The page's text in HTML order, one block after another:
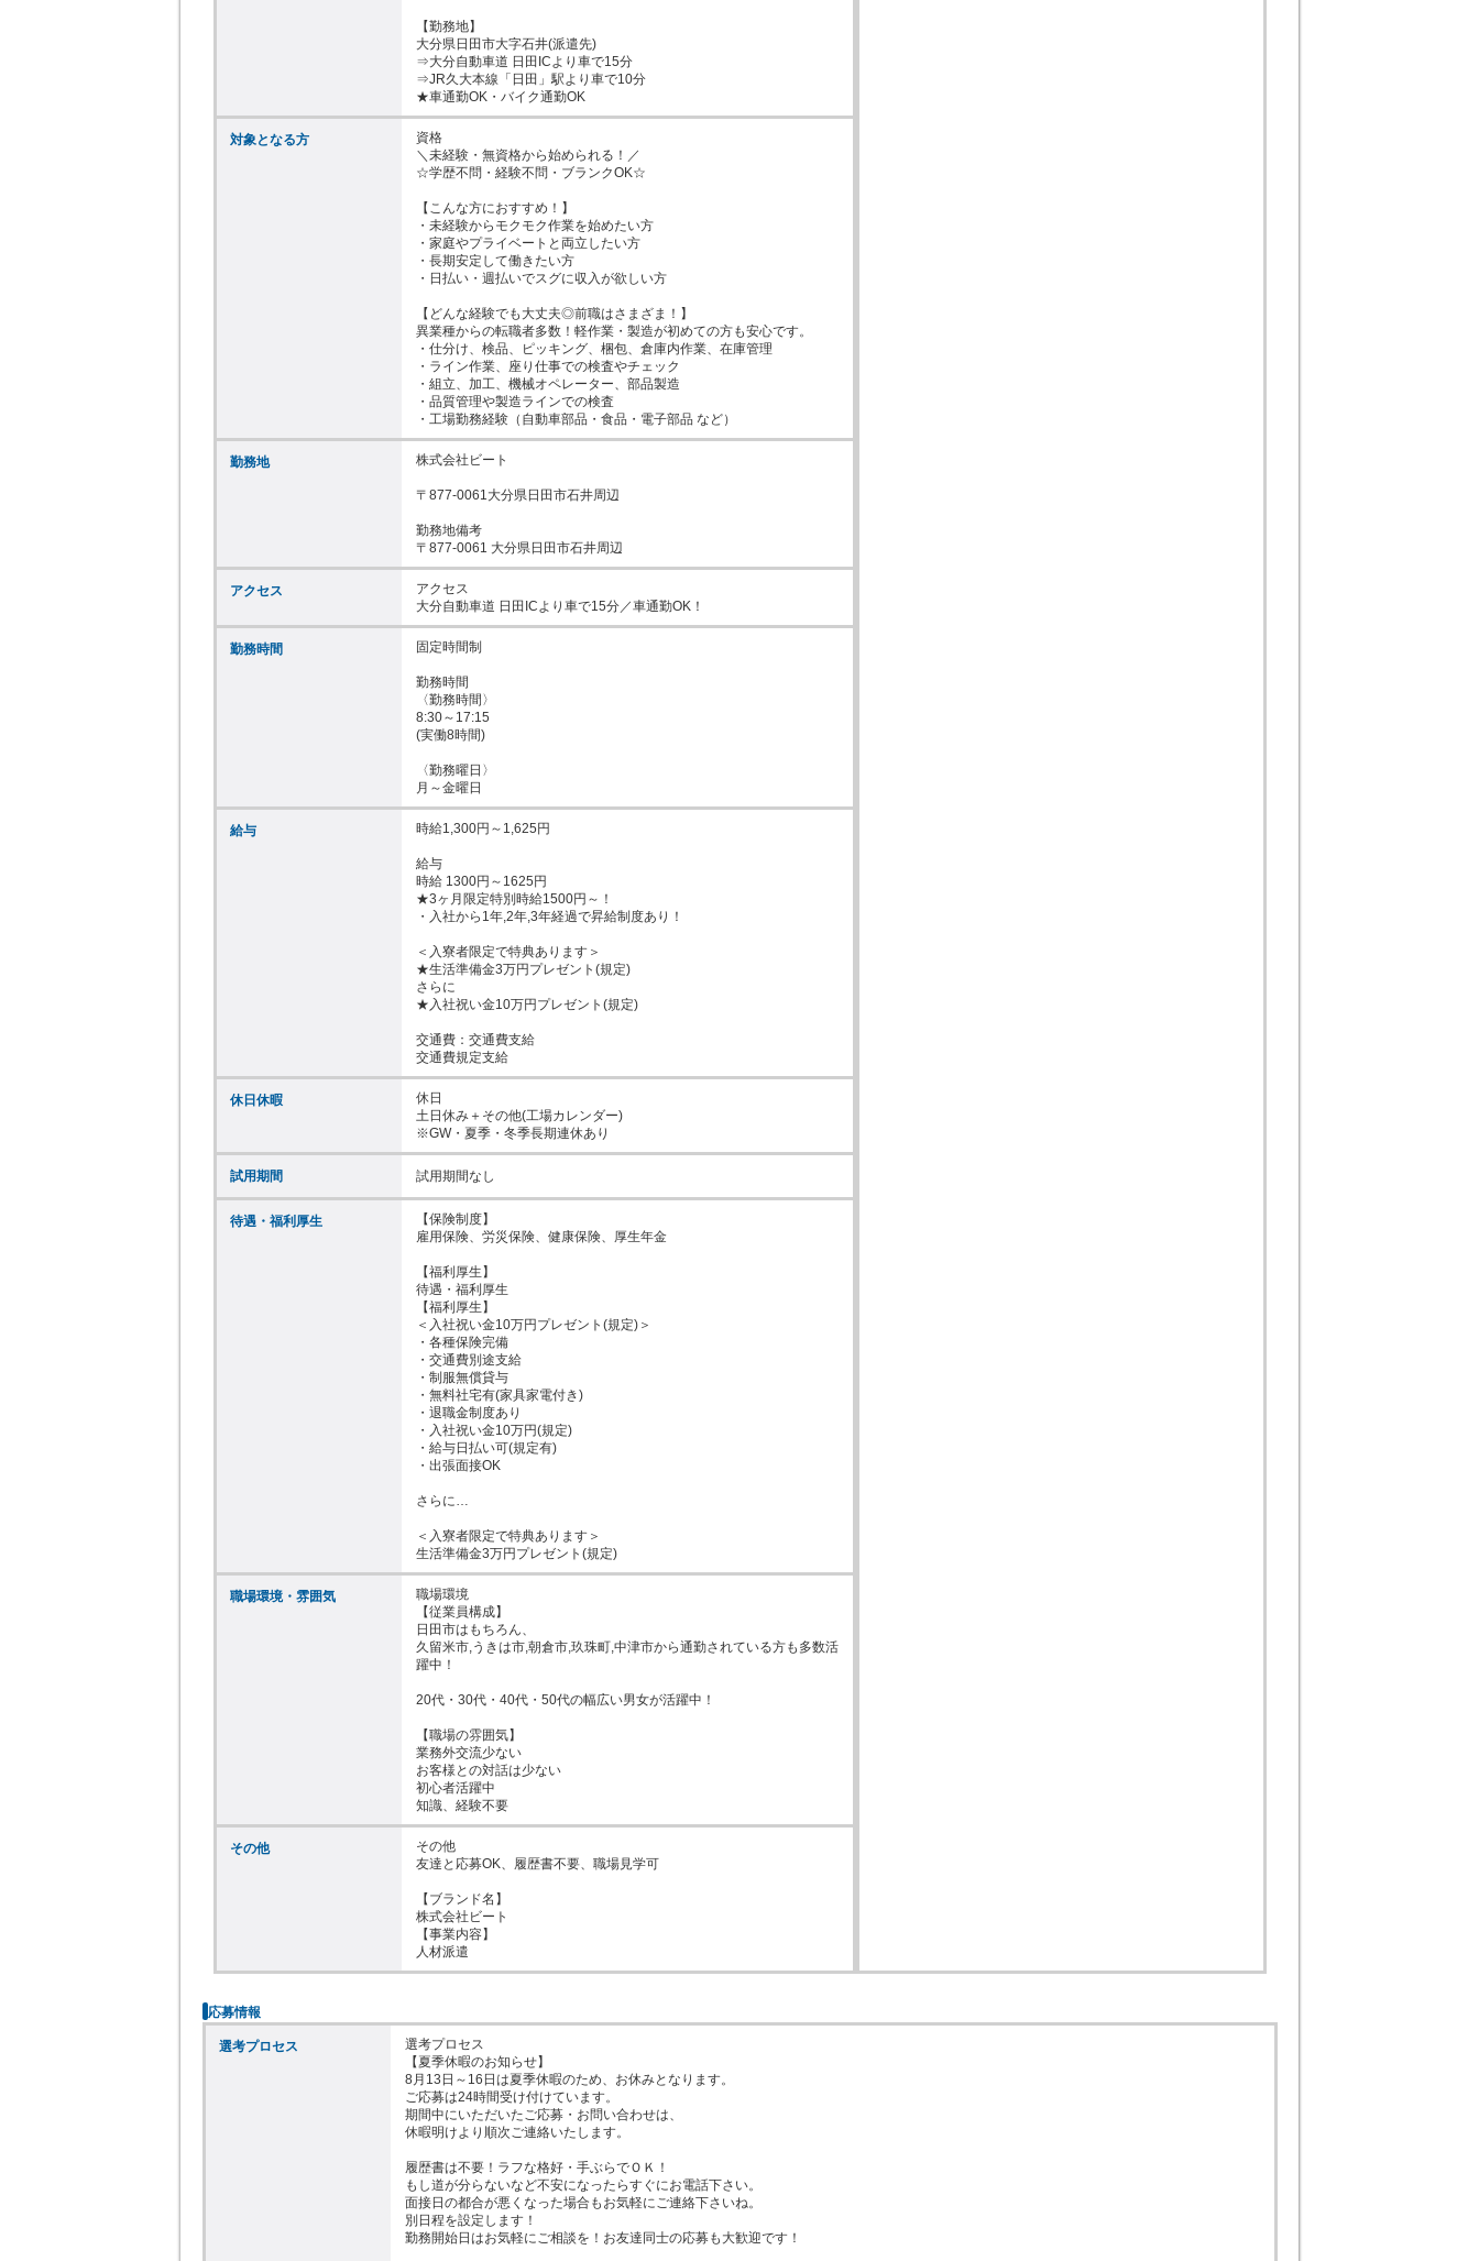
【勤務地】
大分県日田市大字石井(派遣先)
⇒大分自動車道 日田ICより車で15分
⇒JR久大本線「日田」駅より車で10分
★車通勤OK・バイク通勤OK
対象となる方
資格
＼未経験・無資格から始められる！／
☆学歴不問・経験不問・ブランクOK☆
【こんな方におすすめ！】
・未経験からモクモク作業を始めたい方
・家庭やプライベートと両立したい方
・長期安定して働きたい方
・日払い・週払いでスグに収入が欲しい方
【どんな経験でも大丈夫◎前職はさまざま！】
異業種からの転職者多数！軽作業・製造が初めての方も安心です。
・仕分け、検品、ピッキング、梱包、倉庫内作業、在庫管理
・ライン作業、座り仕事での検査やチェック
・組立、加工、機械オペレーター、部品製造
・品質管理や製造ラインでの検査
・工場勤務経験（自動車部品・食品・電子部品 など）
勤務地 株式会社ビート
〒877-0061大分県日田市石井周辺
勤務地備考
〒877-0061 大分県日田市石井周辺
アクセス
アクセス
大分自動車道 日田ICより車で15分／車通勤OK！
勤務時間 固定時間制
勤務時間
〈勤務時間〉
8:30～17:15
(実働8時間)
〈勤務曜日〉
月～金曜日
給与 時給1,300円～1,625円
給与
時給 1300円～1625円
★3ヶ月限定特別時給1500円～！
・入社から1年,2年,3年経過で昇給制度あり！
＜入寮者限定で特典あります＞
★生活準備金3万円プレゼント(規定)
さらに
★入社祝い金10万円プレゼント(規定)
交通費：交通費支給
交通費規定支給
休日休暇
休日
土日休み＋その他(工場カレンダー)
※GW・夏季・冬季長期連休あり
試用期間 試用期間なし
待遇・福利厚生
【保険制度】
雇用保険、労災保険、健康保険、厚生年金
【福利厚生】
待遇・福利厚生
【福利厚生】
＜入社祝い金10万円プレゼント(規定)＞
・各種保険完備
・交通費別途支給
・制服無償貸与
・無料社宅有(家具家電付き)
・退職金制度あり
・入社祝い金10万円(規定)
・給与日払い可(規定有)
・出張面接OK
さらに…
＜入寮者限定で特典あります＞
生活準備金3万円プレゼント(規定)
職場環境・雰囲気
職場環境
【従業員構成】
日田市はもちろん、
久留米市,うきは市,朝倉市,玖珠町,中津市から通勤されている方も多数活
躍中！
20代・30代・40代・50代の幅広い男女が活躍中！
【職場の雰囲気】
業務外交流少ない
お客様との対話は少ない
初心者活躍中
知識、経験不要
その他
その他
友達と応募OK、履歴書不要、職場見学可
【ブランド名】
株式会社ビート
【事業内容】
人材派遣
応募情報
選考プロセス
選考プロセス
【夏季休暇のお知らせ】
8月13日～16日は夏季休暇のため、お休みとなります。
ご応募は24時間受け付けています。
期間中にいただいたご応募・お問い合わせは、
休暇明けより順次ご連絡いたします。
履歴書は不要！ラフな格好・手ぶらでＯＫ！
もし道が分らないなど不安になったらすぐにお電話下さい。
面接日の都合が悪くなった場合もお気軽にご連絡下さいね。
別日程を設定します！
勤務開始日はお気軽にご相談を！お友達同士の応募も大歓迎です！